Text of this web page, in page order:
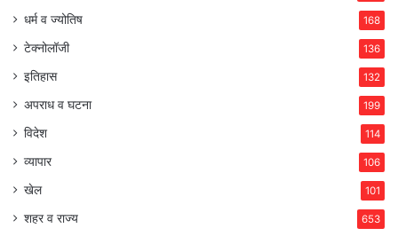
धर्म व ज्योतिष 168
टेक्नोलॉजी 136
इतिहास 132
अपराध व घटना 199
विदेश 114
व्यापार 106
खेल 101
शहर व राज्य 653